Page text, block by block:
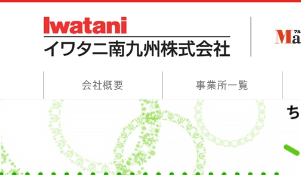
会社概要 事業所一覧